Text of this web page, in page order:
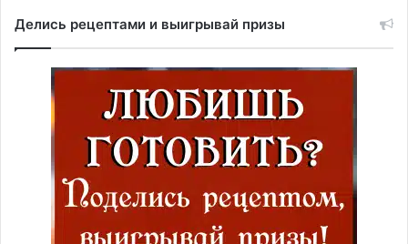
Делись рецептами и выигрывай призы